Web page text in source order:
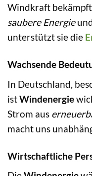
Windkraft
saubere Energie
unterstützt sie die
Wachsende
In Deutschland,
istWindenergie
Strom aus
macht uns
Wirtschaftliche